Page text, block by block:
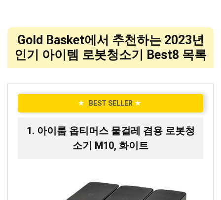
Gold Basket에서 추천하는 2023년
인기 아이템 로봇청소기 Best8 목록
★ BEST SELLER ★
1. 아이룸 옵티머스 물걸레 겸용 로봇청
소기 M10, 화이트